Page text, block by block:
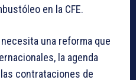
en la CFE.
una reforma que
la agenda
contrataciones de